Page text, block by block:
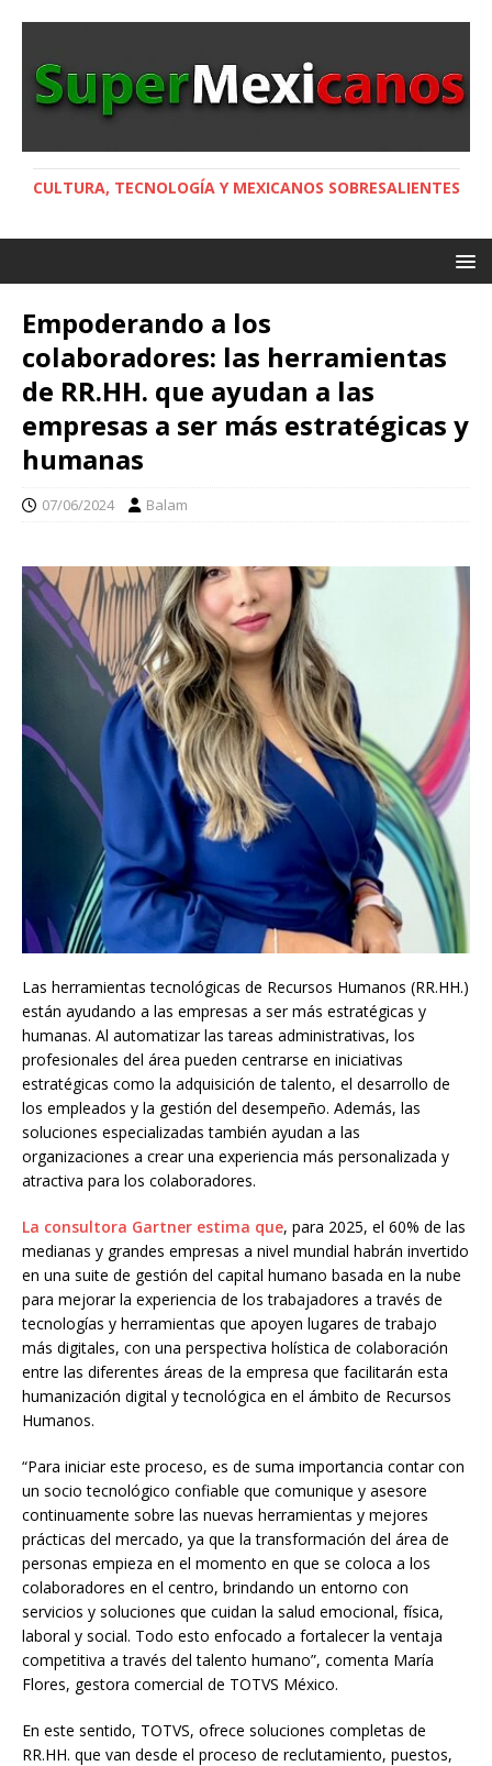
CULTURA, TECNOLOGÍA Y MEXICANOS SOBRESALIENTES
Empoderando a los
colaboradores: las herramientas
de RR.HH. que ayudan a las
empresas a ser más estratégicas y
humanas
07/06/2024 Balam
Las herramientas tecnológicas de Recursos Humanos (RR.HH.)
están ayudando a las empresas a ser más estratégicas y
humanas. Al automatizar las tareas administrativas, los
profesionales del área pueden centrarse en iniciativas
estratégicas como la adquisición de talento, el desarrollo de
los empleados y la gestión del desempeño. Además, las
soluciones especializadas también ayudan a las
organizaciones a crear una experiencia más personalizada y
atractiva para los colaboradores.
La consultora Gartner estima que, para 2025, el 60% de las
medianas y grandes empresas a nivel mundial habrán invertido
en una suite de gestión del capital humano basada en la nube
para mejorar la experiencia de los trabajadores a través de
tecnologías y herramientas que apoyen lugares de trabajo
más digitales, con una perspectiva holística de colaboración
entre las diferentes áreas de la empresa que facilitarán esta
humanización digital y tecnológica en el ámbito de Recursos
Humanos.
“Para iniciar este proceso, es de suma importancia contar con
un socio tecnológico confiable que comunique y asesore
continuamente sobre las nuevas herramientas y mejores
prácticas del mercado, ya que la transformación del área de
personas empieza en el momento en que se coloca a los
colaboradores en el centro, brindando un entorno con
servicios y soluciones que cuidan la salud emocional, física,
laboral y social. Todo esto enfocado a fortalecer la ventaja
competitiva a través del talento humano”, comenta María
Flores, gestora comercial de TOTVS México.
En este sentido, TOTVS, ofrece soluciones completas de
RR.HH. que van desde el proceso de reclutamiento, puestos,